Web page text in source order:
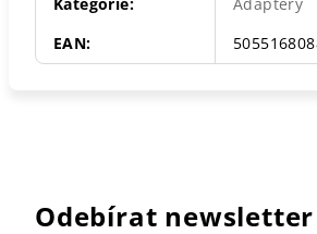
EAN:
Odebírat newsletter